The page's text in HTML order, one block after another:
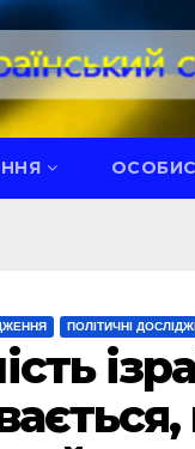
ПОЛІТИЧНІ